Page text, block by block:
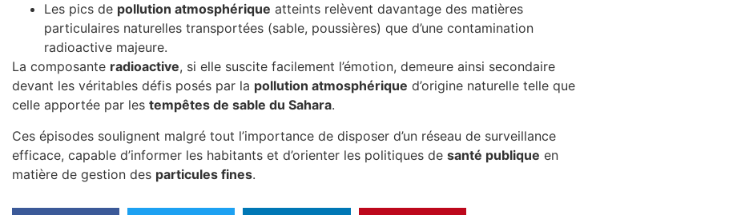
Les pics de pollution atmosphérique atteints relèvent davantage des matières
particulaires naturelles transportées (sable, poussières) que d’une contamination
radioactive majeure.
La composante radioactive, si elle suscite facilement l’émotion, demeure ainsi secondaire
devant les véritables défis posés par la pollution atmosphérique d’origine naturelle telle que
celle apportée par les tempêtes de sable du Sahara.
Ces épisodes soulignent malgré tout l’importance de disposer d’un réseau de surveillance
efficace, capable d’informer les habitants et d’orienter les politiques de santé publique en
matière de gestion des particules fines.